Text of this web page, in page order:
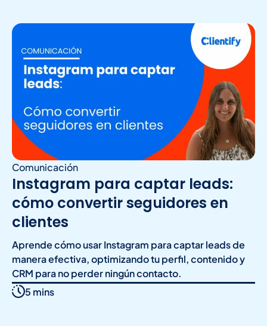
Comunicación
Instagram para captar leads:
cómo convertir seguidores en
clientes
Aprende cómo usar Instagram para captar leads de
manera efectiva, optimizando tu perfil, contenido y
CRM para no perder ningún contacto.
5 mins